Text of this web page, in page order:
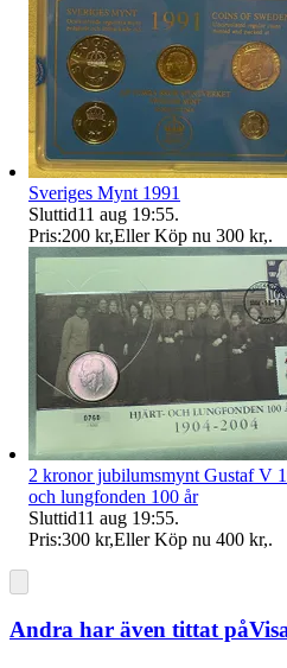
Sveriges Mynt 1991
Sluttid11 aug 19:55.
Pris:200 kr,Eller Köp nu 300 kr,.
2 kronor jubilumsmynt Gustaf V
och lungfonden 100 år
Sluttid11 aug 19:55.
Pris:300 kr,Eller Köp nu 400 kr,.
Andra har även tittat på